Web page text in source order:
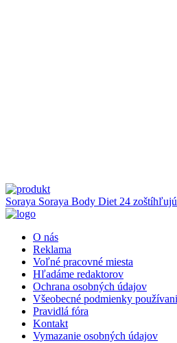
Soraya Soraya Body Diet 24
O nás
Reklama
Voľné pracovné miesta
Hľadáme redaktorov
Ochrana osobných údajov
Všeobecné podmienky
Pravidlá fóra
Kontakt
Vymazanie osobných údajov